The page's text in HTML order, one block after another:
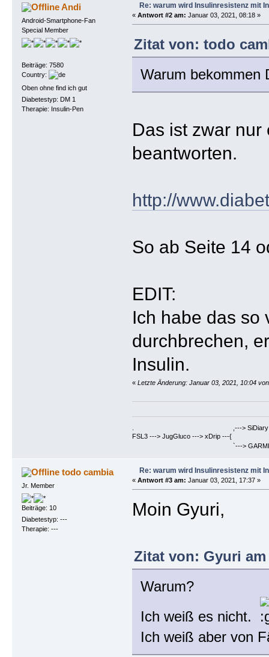
Andi
Android-Smartphone-Fan
Special Member
Beiträge: 7580
Country:
Oben ohne find ich gut
Diabetestyp: DM 1
Therapie: Insulin-Pen
Re: warum wird Insulinresistenz mit
« Antwort #2 am: Januar 03, 2021, 08:18 »
Zitat von: todo
Warum bekommen
Das ist zwar
beantworten.
http://
So ab Seite 14
EDIT:
Ich habe das so
durchbrechen,
Insulin.
« Letzte Änderung: Januar 03, 2021, 10:04
. ,---> SiDiary ==>
FSL3 ---> JugGluco ---> xDrip ---{
`---> GARMIN Fenix6PRO
todo cambia
Jr. Member
Beiträge: 10
Diabetestyp: ---
Therapie: ---
Re: warum wird Insulinresistenz mit
« Antwort #3 am: Januar 03, 2021, 17:37 »
Moin Gyuri,
Zitat von: Gyuri am
Warum?
Ich weiß es nicht.
Ich weiß aber von